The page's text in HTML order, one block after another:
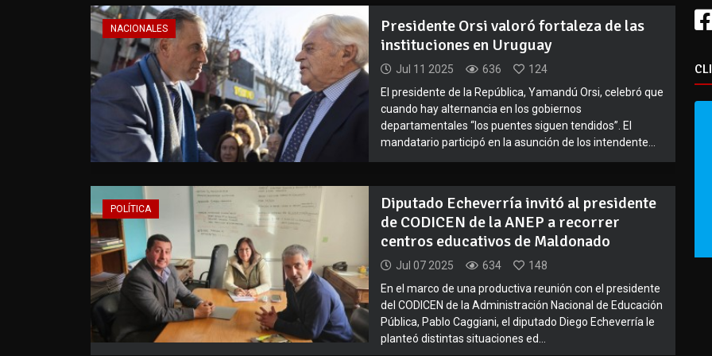
NACIONALES
Presidente Orsi valoró fortaleza de las
instituciones en Uruguay
Jul 11 2025 636
124
El presidente de la República, Yamandú Orsi, celebró que
cuando hay alternancia en los gobiernos
departamentales “los puentes siguen tendidos”. El
mandatario participó en la asunción de los intendente...
POLÍTICA
Diputado Echeverría invitó al presidente
de CODICEN de la ANEP a recorrer
centros educativos de Maldonado
Jul 07 2025 634
148
En el marco de una productiva reunión con el presidente
del CODICEN de la Administración Nacional de Educación
Pública, Pablo Caggiani, el diputado Diego Echeverría le
planteó distintas situaciones ed...